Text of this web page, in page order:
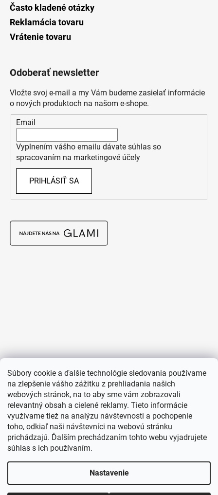
Súbory cookie a ďalšie technológie sledovania používame
na zlepšenie vášho zážitku z prehliadania našich
webových stránok, na to aby sme vám zobrazovali
relevantný obsah a cielené reklamy. Tieto informácie
využívame tiež na analýzu návštevnosti a pochopenie
toho, odkiaľ naši návštevníci na webovú stránku
prichádzajú. Ďalším prechádzaním tohto webu vyjadrujete
súhlas s ich používaním.
Nastavenie
Často kladené otázky
Reklamácia tovaru
Vrátenie tovaru
Odoberať newsletter
Vložte svoj e-mail a my Vám budeme zasielať informácie
o nových produktoch na našom e-shope.
Email
Vyplnením vášho emailu dávate súhlas so
spracovaním na marketingové účely
PRIHLÁSIŤ SA